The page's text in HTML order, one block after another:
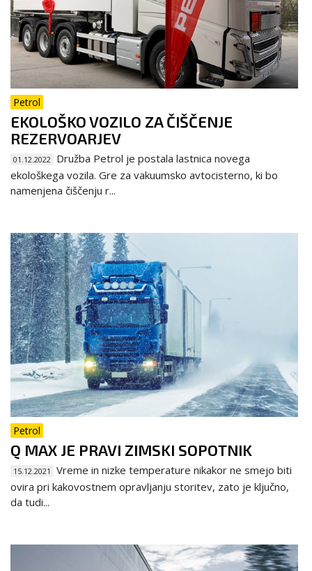
Petrol
EKOLOŠKO VOZILO ZA ČIŠČENJE
REZERVOARJEV
01.12.2022
Družba Petrol je postala lastnica novega
ekološkega vozila. Gre za vakuumsko avtocisterno, ki bo
namenjena čiščenju r...
Petrol
Q MAX JE PRAVI ZIMSKI SOPOTNIK
15.12.2021
Vreme in nizke temperature nikakor ne smejo biti
ovira pri kakovostnem opravljanju storitev, zato je ključno,
da tudi...